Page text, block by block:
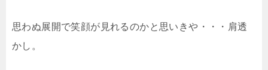
思わぬ展開で笑顔が見れるのかと思いきや・・・肩透
かし。